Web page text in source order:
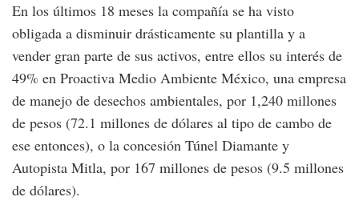
En los últimos 18 meses la compañía se ha visto
obligada a disminuir drásticamente su plantilla y a
vender gran parte de sus activos, entre ellos su interés de
49% en Proactiva Medio Ambiente México, una empresa
de manejo de desechos ambientales, por 1,240 millones
de pesos (72.1 millones de dólares al tipo de cambo de
ese entonces), o la concesión Túnel Diamante y
Autopista Mitla, por 167 millones de pesos (9.5 millones
de dólares).